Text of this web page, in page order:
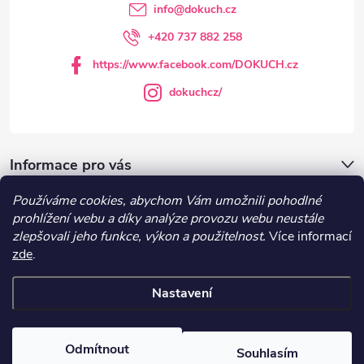
Používáme cookies, abychom Vám umožnili pohodlné
prohlížení webu a díky analýze provozu webu neustále
zlepšovali jeho funkce, výkon a použitelnost. Více informací
zde.
Nastavení
Odmítnout Souhlasím
Informace pro vás
DOKUCH.cz
info@dokuch.cz
+420 737 882 258
https://www.facebook.com/DOKUCH.cz
dokuchcz/
Recepty
cookies